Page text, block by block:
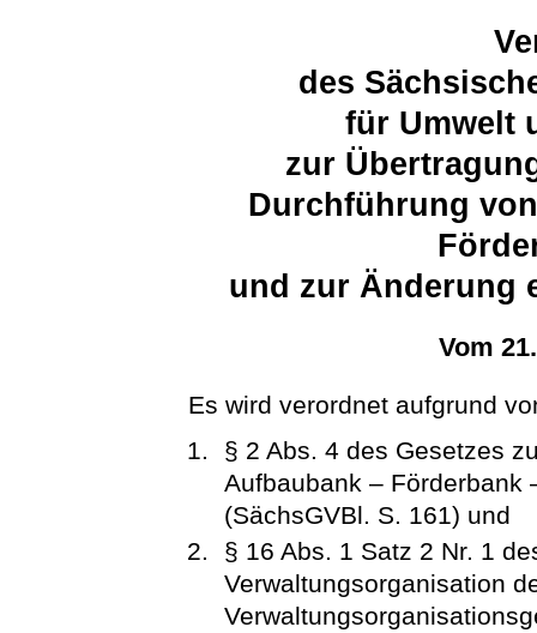
des
für Umwelt
zur
Durchführung
und zur Änderung
Vom
Es wird verordnet aufgrund
§ 2 Abs. 4 des Gesetzes
Aufbaubank – Förderbank
(SächsGVBl. S. 161) und
§ 16 Abs. 1 Satz 2 Nr. 1
Verwaltungsorganisation